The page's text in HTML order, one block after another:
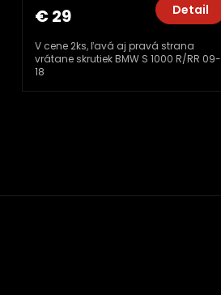
€ 29 Detail
V cene 2ks, ľavá aj pravá strana
vrátane skrutiek BMW S 1000 R/RR 09-
18